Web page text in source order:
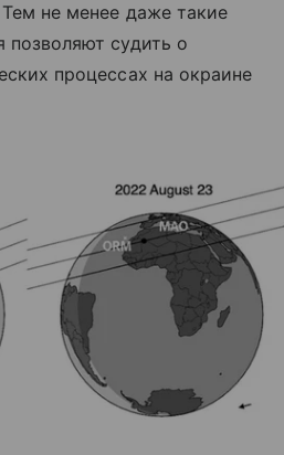
не менее даже такие
судить о
процессах на окраине